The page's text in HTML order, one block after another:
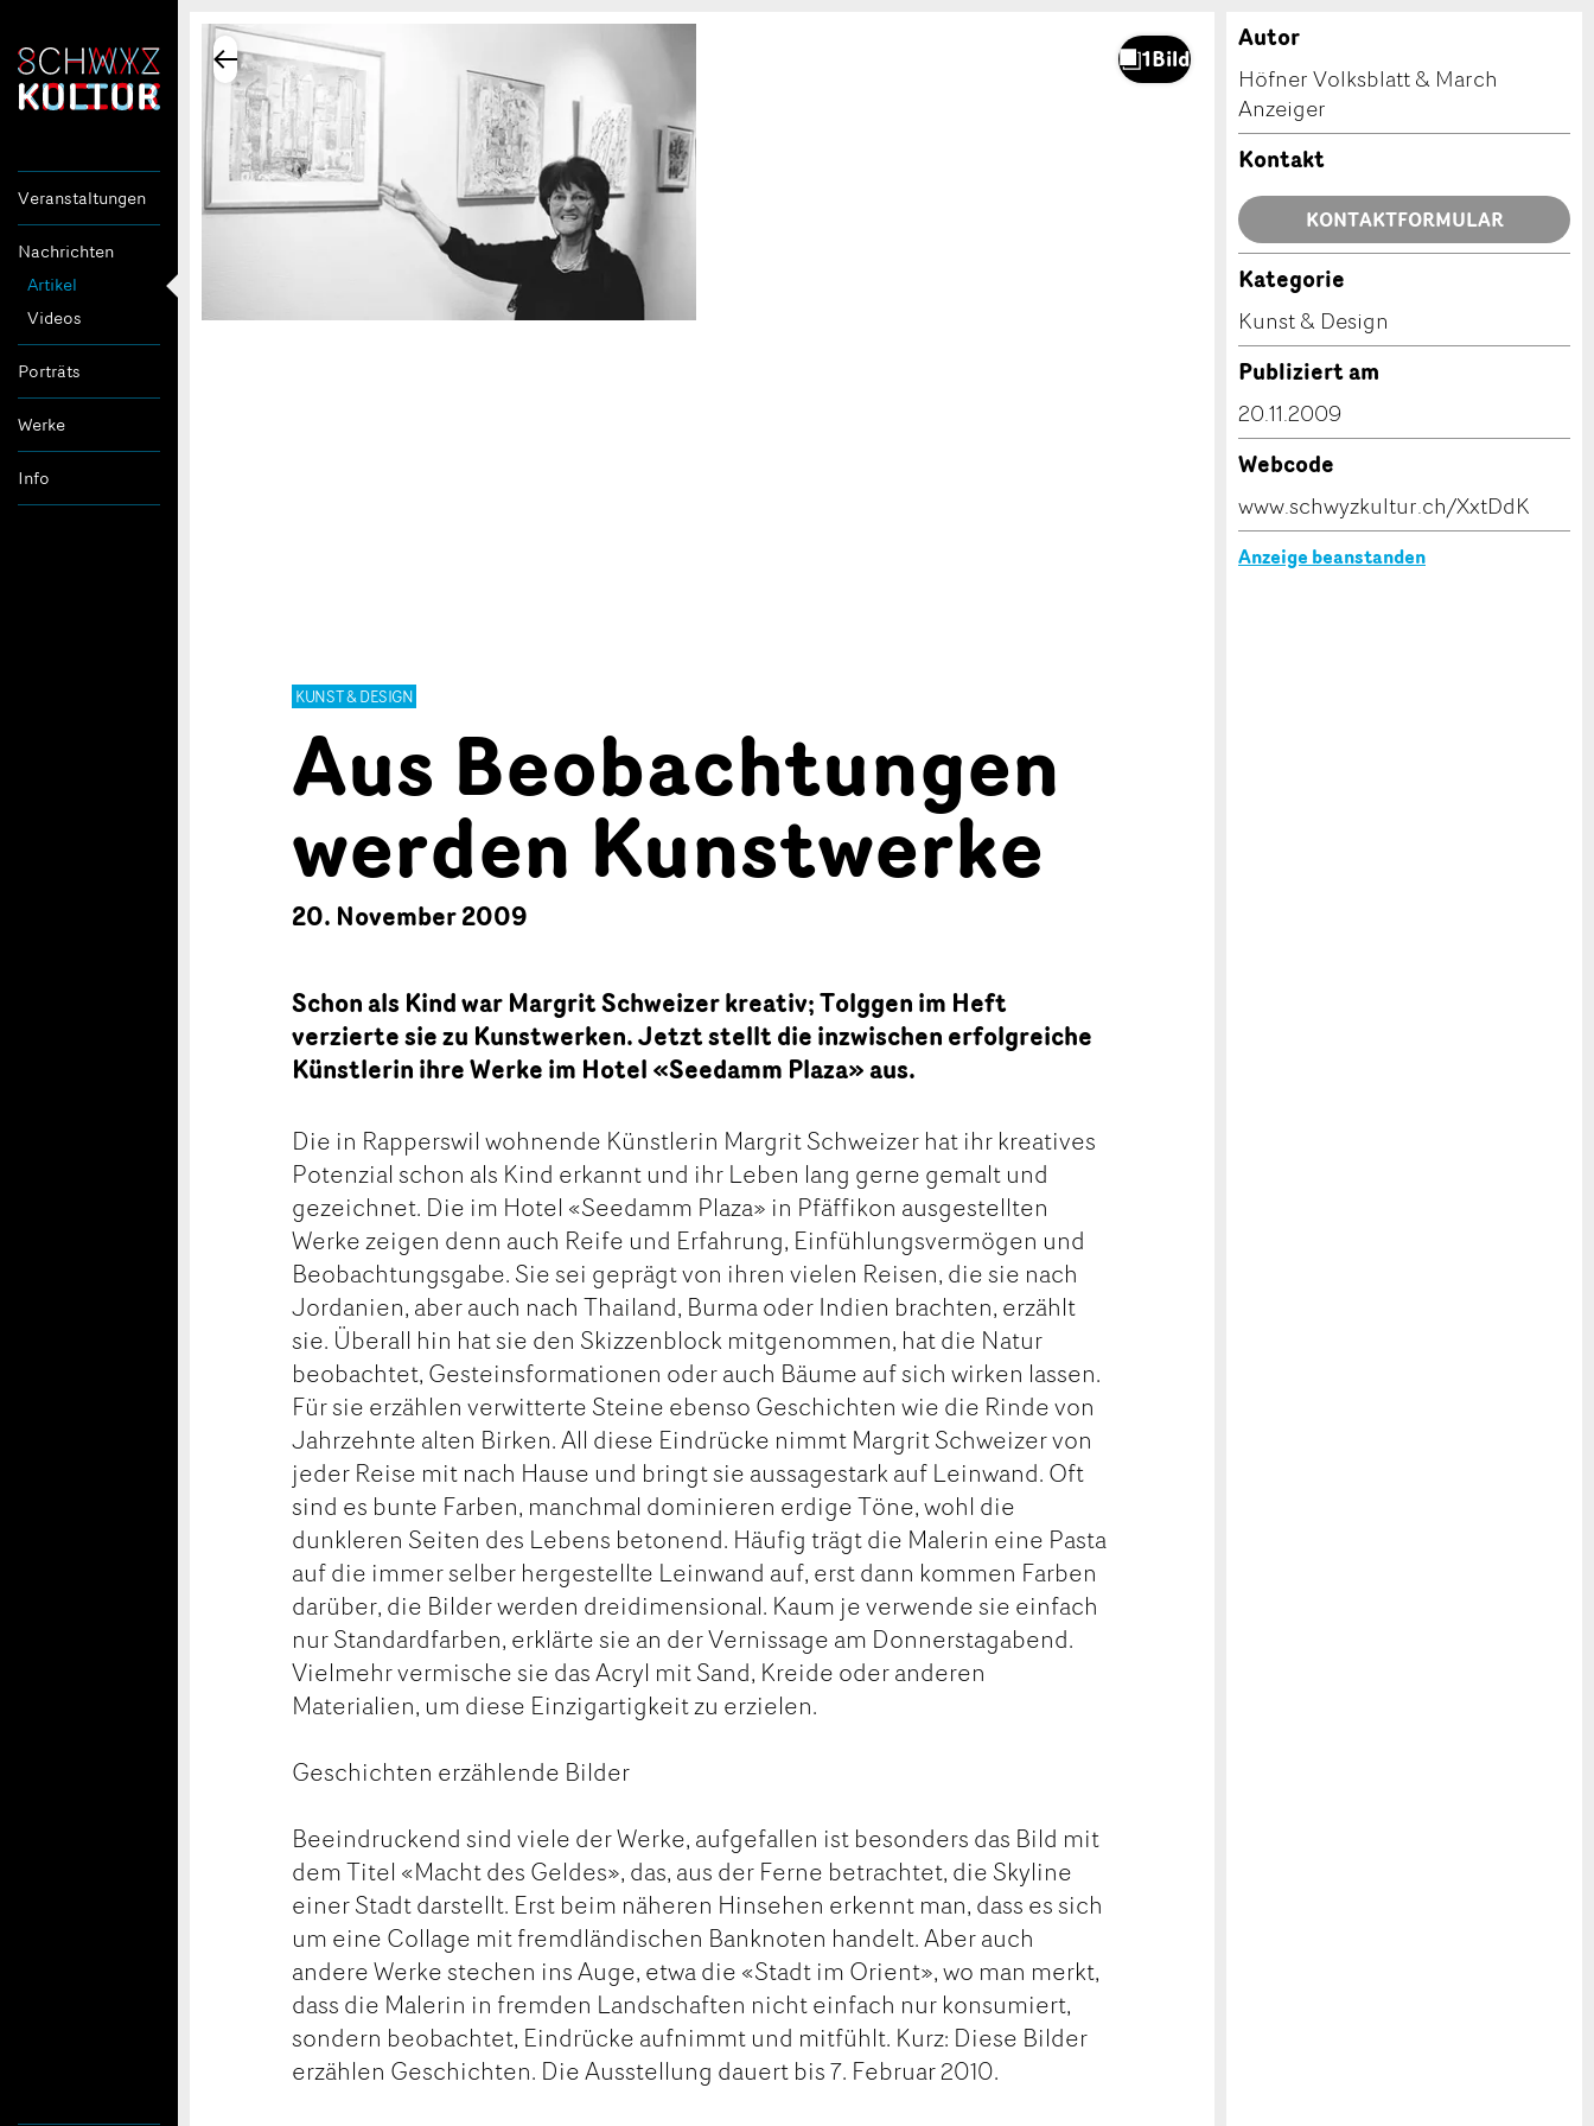
Veranstaltungen
Nachrichten
Artikel
Videos
Porträts
Werke
Info
KUNST & DESIGN
Aus Beobachtungen
werden Kunstwerke
20. November 2009
Schon als Kind war Margrit Schweizer kreativ; Tolggen im Heft
verzierte sie zu Kunstwerken. Jetzt stellt die inzwischen erfolgreiche
Künstlerin ihre Werke im Hotel «Seedamm Plaza» aus.
Die in Rapperswil wohnende Künstlerin Margrit Schweizer hat ihr kreatives
Potenzial schon als Kind erkannt und ihr Leben lang gerne gemalt und
gezeichnet. Die im Hotel «Seedamm Plaza» in Pfäffikon ausgestellten
Werke zeigen denn auch Reife und Erfahrung, Einfühlungsvermögen und
Beobachtungsgabe. Sie sei geprägt von ihren vielen Reisen, die sie nach
Jordanien, aber auch nach Thailand, Burma oder Indien brachten, erzählt
sie. Überall hin hat sie den Skizzenblock mitgenommen, hat die Natur
beobachtet, Gesteinsformationen oder auch Bäume auf sich wirken lassen.
Für sie erzählen verwitterte Steine ebenso Geschichten wie die Rinde von
Jahrzehnte alten Birken. All diese Eindrücke nimmt Margrit Schweizer von
jeder Reise mit nach Hause und bringt sie aussagestark auf Leinwand. Oft
sind es bunte Farben, manchmal dominieren erdige Töne, wohl die
dunkleren Seiten des Lebens betonend. Häufig trägt die Malerin eine Pasta
auf die immer selber hergestellte Leinwand auf, erst dann kommen Farben
darüber, die Bilder werden dreidimensional. Kaum je verwende sie einfach
nur Standardfarben, erklärte sie an der Vernissage am Donnerstagabend.
Vielmehr vermische sie das Acryl mit Sand, Kreide oder anderen
Materialien, um diese Einzigartigkeit zu erzielen.
Geschichten erzählende Bilder
Beeindruckend sind viele der Werke, aufgefallen ist besonders das Bild mit
dem Titel «Macht des Geldes», das, aus der Ferne betrachtet, die Skyline
einer Stadt darstellt. Erst beim näheren Hinsehen erkennt man, dass es sich
um eine Collage mit fremdländischen Banknoten handelt. Aber auch
andere Werke stechen ins Auge, etwa die «Stadt im Orient», wo man merkt,
dass die Malerin in fremden Landschaften nicht einfach nur konsumiert,
sondern beobachtet, Eindrücke aufnimmt und mitfühlt. Kurz: Diese Bilder
erzählen Geschichten. Die Ausstellung dauert bis 7. Februar 2010.
Autor
Höfner Volksblatt & March
Anzeiger
Kontakt
KONTAKTFORMULAR
Kategorie
Kunst & Design
Publiziert am
20.11.2009
Webcode
www.schwyzkultur.ch/XxtDdK
Anzeige beanstanden